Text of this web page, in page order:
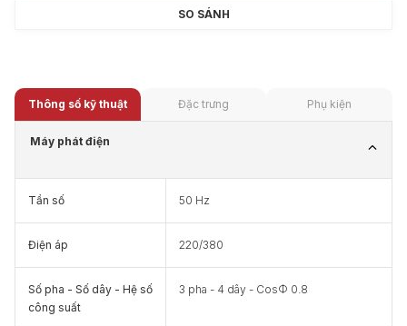
SO SÁNH
Thông số kỹ thuật Đặc trưng Phụ kiện
Máy phát điện
Tần số 50 Hz
Điện áp 220/380
Số pha - Số dây - Hệ số
công suất
3 pha - 4 dây - CosΦ 0.8